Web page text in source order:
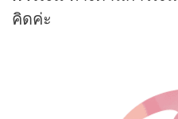
คิดค่ะ